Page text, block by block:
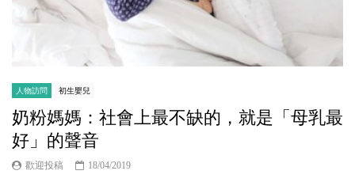
人物訪問 初生嬰兒
奶粉媽媽：社會上最不缺的，就是「母乳最
好」的聲音
歡迎投稿 18/04/2019